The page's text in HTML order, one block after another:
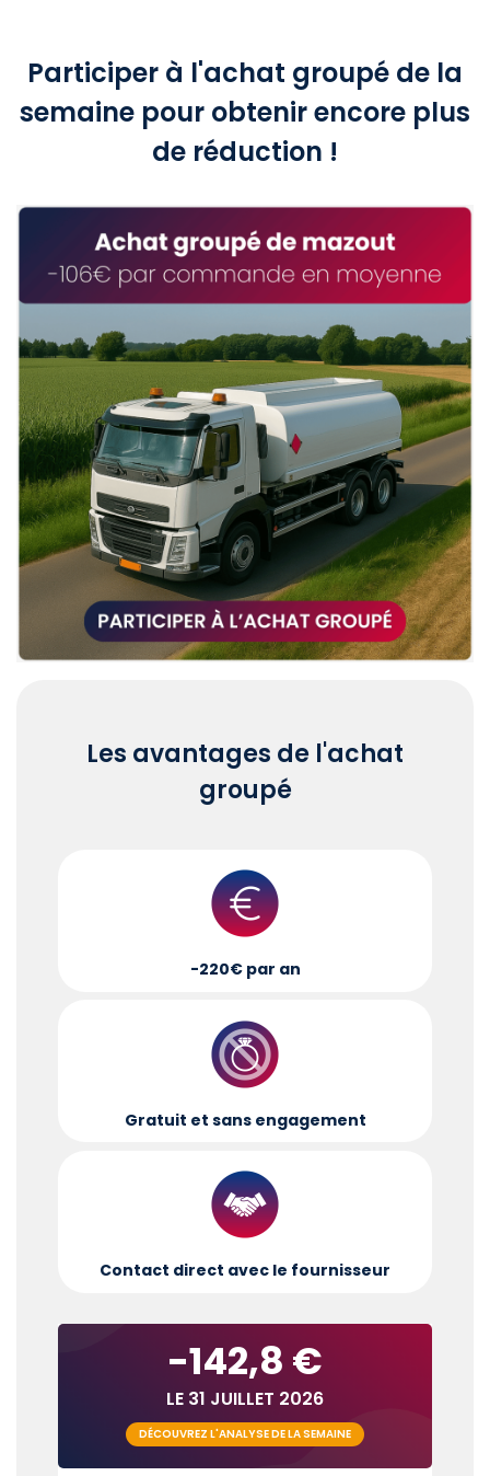
Participer à l'achat groupé de la
semaine pour obtenir encore plus
de réduction !
Les avantages de l'achat
groupé
-220€ par an
Gratuit et sans engagement
Contact direct avec le fournisseur
-142,8 €
LE 31 JUILLET 2026
DÉCOUVREZ L'ANALYSE DE LA SEMAINE